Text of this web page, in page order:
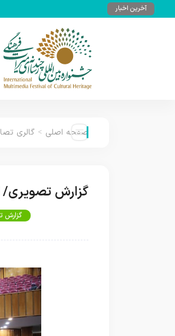
آخرین اخبار
صفحه اصلی > گالری
گزارش تصویری/
گزارش